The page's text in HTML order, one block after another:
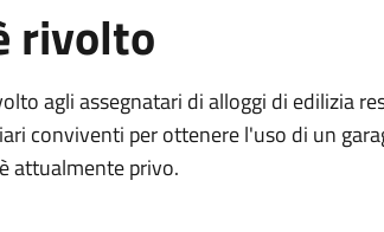
rivolto
agli assegnatari di alloggi di edilizia
conviventi per ottenere l'uso di un
attualmente privo.